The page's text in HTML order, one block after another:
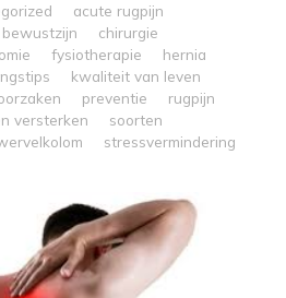
acute rugpijn
bewustzijn
chirurgie
fysiotherapie
hernia
kwaliteit van leven
preventie
rugpijn
versterken
soorten
stressvermindering